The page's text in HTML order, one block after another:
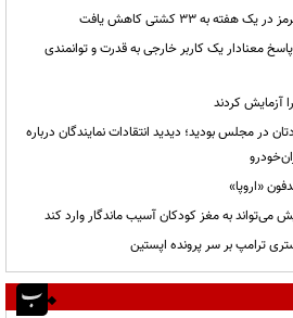
به ۳۳ کشتی کاهش یافت
پاسخ معنادار یک کاربر خارجی به قدرت و توانمندی
آزمایش کردند
در مجلس بودید؛ دیدید انتقادات نمایندگان درباره
«اروپا»
می‌تواند به مغز کودکان آسیب ماندگار وارد کند
ترامپ بر سر پرونده اپستین